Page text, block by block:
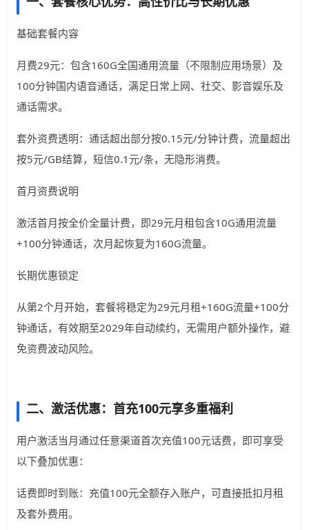
基础套餐内容
月费29元：包含160G全国通用流量（不限制应用场景）及
100分钟国内语音通话，满足日常上网、社交、影音娱乐及
通话需求。
套外资费透明：通话超出部分按0.15元/分钟计费，流量超出
按5元/GB结算，短信0.1元/条，无隐形消费。
首月资费说明
激活首月按全价全量计费，即29元月租包含10G通用流量
+100分钟通话，次月起恢复为160G流量。
长期优惠锁定
从第2个月开始，套餐将稳定为29元月租+160G流量+100分
钟通话，有效期至2029年自动续约，无需用户额外操作，避
免资费波动风险。
二、激活优惠：首充100元享多重福利
用户激活当月通过任意渠道首次充值100元话费，即可享受
以下叠加优惠：
话费即时到账：充值100元全额存入账户，可直接抵扣月租
及套外费用。